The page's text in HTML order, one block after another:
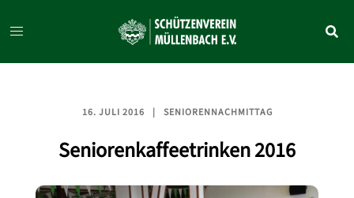
Inhalt
16. JULI 2016 SENIORENNACHMITTAG
Seniorenkaffeetrinken 2016